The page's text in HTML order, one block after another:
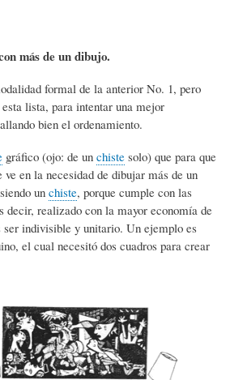
más de un dibujo.
formal de la anterior No. 1, pero
lista, para intentar una mejor
bien el ordenamiento.
gráfico (ojo: de un chiste solo) que para que
en la necesidad de dibujar más de un
un chiste, porque cumple con las
decir, realizado con la mayor economía de
ser indivisible y unitario. Un ejemplo es
el cual necesitó dos cuadros para crear